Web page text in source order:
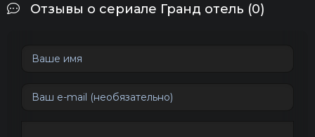
Отзывы о сериале Гранд отель (0)